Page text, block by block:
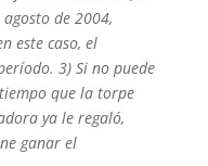
de 2004,
este caso, el
3) Si no puede
que la torpe
ya le regaló,
ganar el